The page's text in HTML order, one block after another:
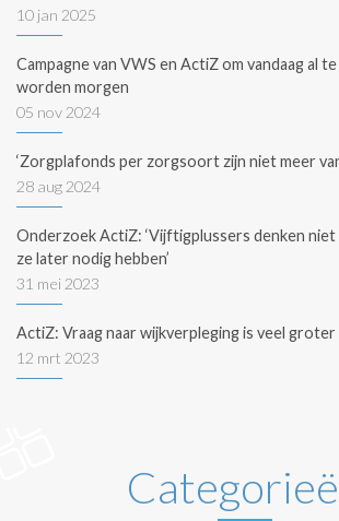
10 jan 2025
Campagne van VWS en ActiZ om vandaag al
worden morgen
05 nov 2024
‘Zorgplafonds per zorgsoort zijn niet meer
28 aug 2024
Onderzoek ActiZ: ‘Vijftigplussers denken
ze later nodig hebben’
31 mei 2023
ActiZ: Vraag naar wijkverpleging is veel groter
12 mrt 2023